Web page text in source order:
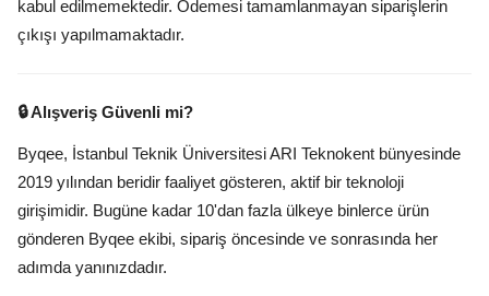
kabul edilmemektedir. Ödemesi tamamlanmayan siparişlerin
çıkışı yapılmamaktadır.
🔒 Alışveriş Güvenli mi?
Byqee, İstanbul Teknik Üniversitesi ARI Teknokent bünyesinde
2019 yılından beridir faaliyet gösteren, aktif bir teknoloji
girişimidir. Bugüne kadar 10'dan fazla ülkeye binlerce ürün
gönderen Byqee ekibi, sipariş öncesinde ve sonrasında her
adımda yanınızdadır.